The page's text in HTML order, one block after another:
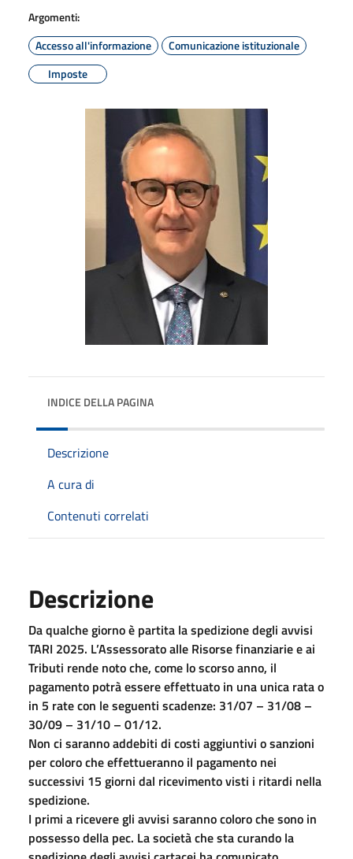
Argomenti:
Accesso all'informazione
Comunicazione istituzionale
Imposte
INDICE DELLA PAGINA
Descrizione
A cura di
Contenuti correlati
Descrizione
Da qualche giorno è partita la spedizione degli avvisi
TARI 2025. L’Assessorato alle Risorse finanziarie e ai
Tributi rende noto che, come lo scorso anno, il
pagamento potrà essere effettuato in una unica rata o
in 5 rate con le seguenti scadenze: 31/07 – 31/08 –
30/09 – 31/10 – 01/12.
Non ci saranno addebiti di costi aggiuntivi o sanzioni
per coloro che effettueranno il pagamento nei
successivi 15 giorni dal ricevimento visti i ritardi nella
spedizione.
I primi a ricevere gli avvisi saranno coloro che sono in
possesso della pec. La società che sta curando la